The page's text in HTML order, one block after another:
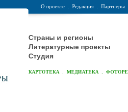
О проекте Редакция Партнеры
Страны и регионы
Литературные проекты
Студия
КАРТОТЕКА МЕДИАТЕКА